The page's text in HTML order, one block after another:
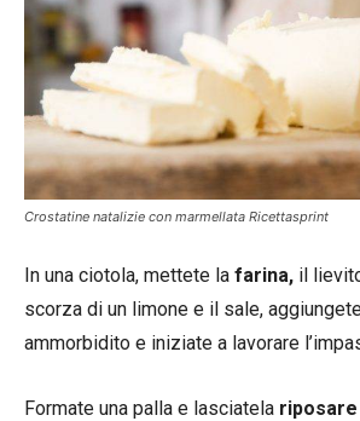
Crostatine natalizie con marmellata Ricettasprint
In una ciotola, mettete la farina, il
scorza di un limone e il sale,
ammorbidito e iniziate a lavorare
Formate una palla e lasciatela riposare